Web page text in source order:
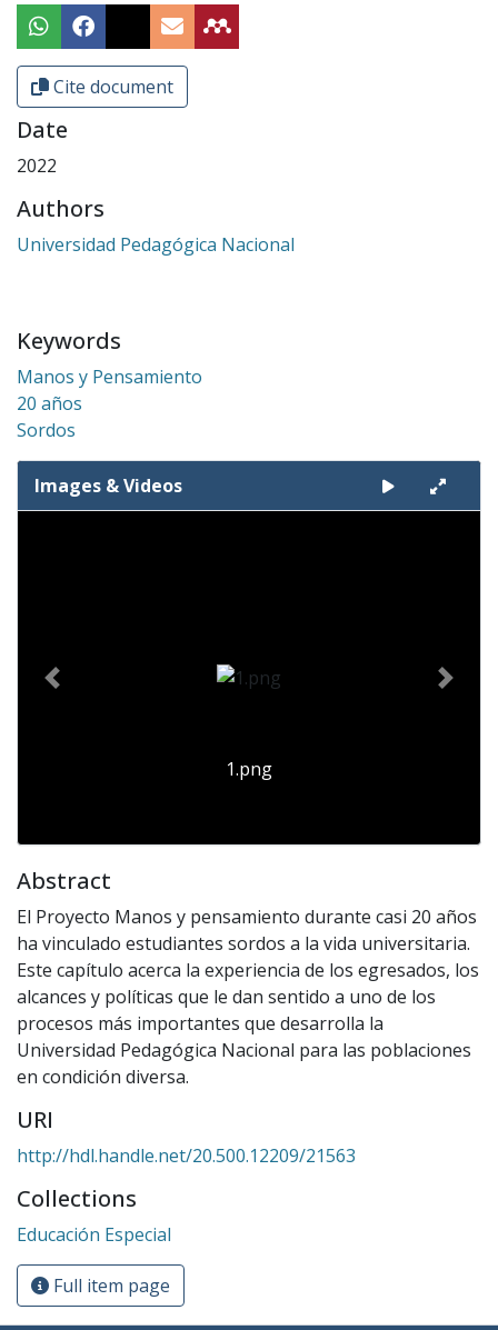
Cite document
Date
2022
Authors
Universidad Pedagógica Nacional
Keywords
Manos y Pensamiento
20 años
Sordos
Images & Videos
1.png
Previous Next
Abstract
El Proyecto Manos y pensamiento durante casi 20 años
ha vinculado estudiantes sordos a la vida universitaria.
Este capítulo acerca la experiencia de los egresados, los
alcances y políticas que le dan sentido a uno de los
procesos más importantes que desarrolla la
Universidad Pedagógica Nacional para las poblaciones
en condición diversa.
URI
http://hdl.handle.net/20.500.12209/21563
Collections
Educación Especial
Full item page